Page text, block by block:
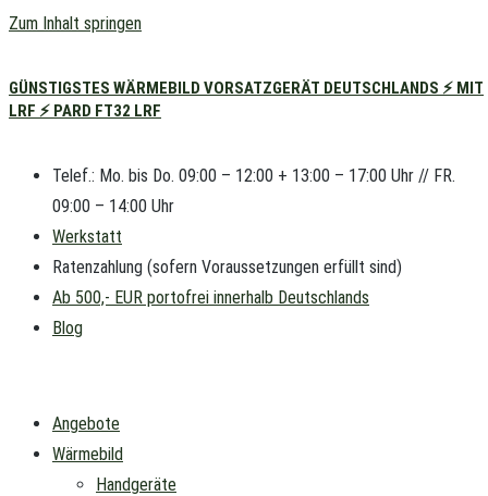
Zum Inhalt springen
GÜNSTIGSTES WÄRMEBILD VORSATZGERÄT DEUTSCHLANDS ⚡ MIT
LRF ⚡ PARD FT32 LRF
Telef.: Mo. bis Do. 09:00 – 12:00 + 13:00 – 17:00 Uhr // FR.
09:00 – 14:00 Uhr
Werkstatt
Ratenzahlung (sofern Voraussetzungen erfüllt sind)
Ab 500,- EUR portofrei innerhalb Deutschlands
Blog
Angebote
Wärmebild
Handgeräte